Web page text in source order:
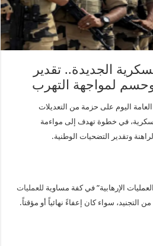
الجديدة.. تقدير
لمواجهة التهرب
اليوم على حزمة من التعديلات
في خطوة تهدف إلى مواءمة
وتقدير التضحيات الوطنية.
الإرهابية” في كفة مساوية للعمليات
التجنيد، سواء كان إعفاءً نهائياً أو مؤقتاً.